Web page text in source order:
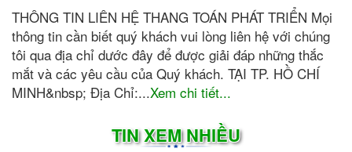
THÔNG TIN LIÊN HỆ THANG TOÁN PHÁT TRIỂN Mọi
thông tin cần biết quý khách vui lòng liên hệ với chúng
tôi qua địa chỉ dước đây để được giải đáp những thắc
mắt và các yêu cầu của Quý khách. TẠI TP. HỒ CHÍ
MINH&nbsp; Địa Chỉ:...Xem chi tiết...
TIN XEM NHIỀU